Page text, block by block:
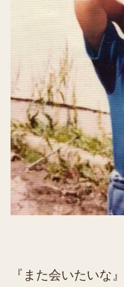
『また会いたいな